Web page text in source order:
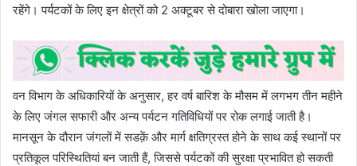
रहेंगे। पर्यटकों के लिए इन क्षेत्रों को 2 अक्टूबर से दोबारा खोला जाएगा।
वन विभाग के अधिकारियों के अनुसार, हर वर्ष बारिश के मौसम में लगभग तीन महीने
के लिए जंगल सफारी और अन्य पर्यटन गतिविधियों पर रोक लगाई जाती है।
मानसून के दौरान जंगलों में सडक़ें और मार्ग क्षतिग्रस्त होने के साथ कई स्थानों पर
प्रतिकूल परिस्थितियां बन जाती हैं, जिससे पर्यटकों की सुरक्षा प्रभावित हो सकती